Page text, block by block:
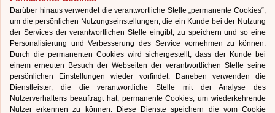
Darüber hinaus verwendet die verantwortliche Stelle „permanente Cookies“,
um die persönlichen Nutzungseinstellungen, die ein Kunde bei der Nutzung
der Services der verantwortlichen Stelle eingibt, zu speichern und so eine
Personalisierung und Verbesserung des Service vornehmen zu können.
Durch die permanenten Cookies wird sichergestellt, dass der Kunde bei
einem erneuten Besuch der Webseiten der verantwortlichen Stelle seine
persönlichen Einstellungen wieder vorfindet. Daneben verwenden die
Dienstleister, die die verantwortliche Stelle mit der Analyse des
Nutzerverhaltens beauftragt hat, permanente Cookies, um wiederkehrende
Nutzer erkennen zu können. Diese Dienste speichern die vom Cookie